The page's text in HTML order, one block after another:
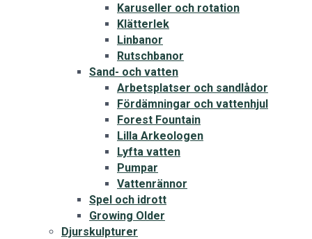
Karuseller och rotation
Klätterlek
Linbanor
Rutschbanor
Sand- och vatten
Arbetsplatser och sandlådor
Fördämningar och vattenhjul
Forest Fountain
Lilla Arkeologen
Lyfta vatten
Pumpar
Vattenrännor
Spel och idrott
Growing Older
Djurskulpturer